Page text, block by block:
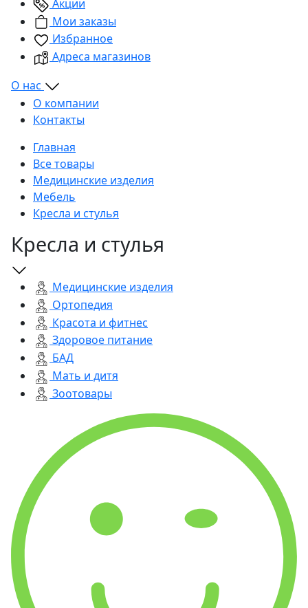
Акции
Мои заказы
Избранное
Адреса магазинов
О нас
О компании
Контакты
Главная
Все товары
Медицинские изделия
Мебель
Кресла и стулья
Кресла и стулья
Медицинские изделия
Ортопедия
Красота и фитнес
Здоровое питание
БАД
Мать и дитя
Зоотовары